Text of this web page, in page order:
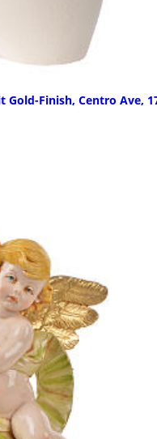
Gold-Finish, Centro Ave,